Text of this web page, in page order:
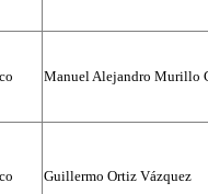
Manuel Alejandro Murillo
Guillermo Ortiz Vázquez